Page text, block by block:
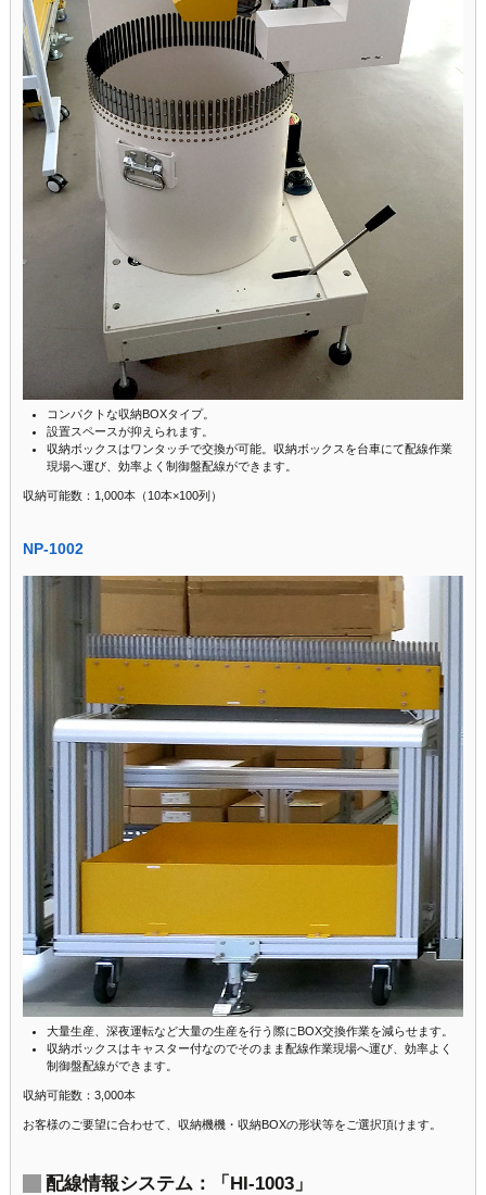
コンパクトな収納BOXタイプ。
設置スペースが抑えられます。
収納ボックスはワンタッチで交換が可能。収納ボックスを台車にて配線作業
現場へ運び、効率よく制御盤配線ができます。
収納可能数：1,000本（10本×100列）
NP-1002
大量生産、深夜運転など大量の生産を行う際にBOX交換作業を減らせます。
収納ボックスはキャスター付なのでそのまま配線作業現場へ運び、効率よく
制御盤配線ができます。
収納可能数：3,000本
お客様のご要望に合わせて、収納機機・収納BOXの形状等をご選択頂けます。
配線情報システム：「HI-1003」